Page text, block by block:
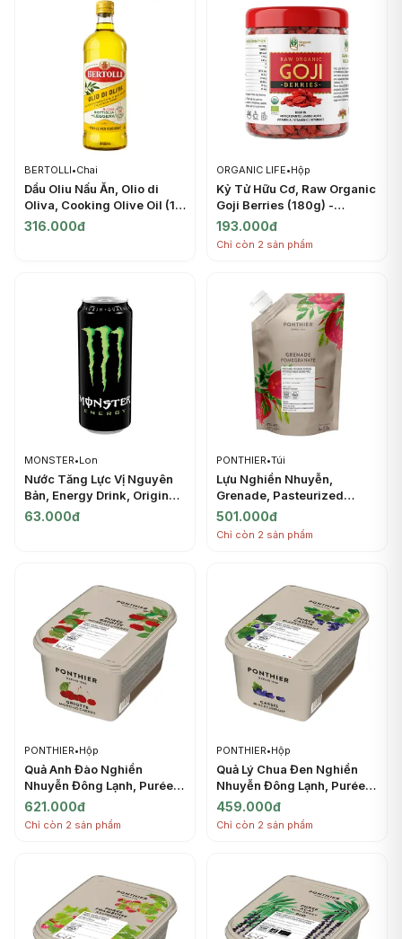
BERTOLLI•Chai
Dầu Oliu Nấu Ăn, Olio di
Oliva, Cooking Olive Oil (1L)
- BERTOLLI
316.000đ
ORGANIC LIFE•Hộp
Kỷ Tử Hữu Cơ, Raw Organic
Goji Berries (180g) -
ORGANIC LIFE
193.000đ
Chỉ còn 2 sản phẩm
MONSTER•Lon
Nước Tăng Lực Vị Nguyên
Bản, Energy Drink, Original
(500ml) - MONSTER
63.000đ
PONTHIER•Túi
Lựu Nghiền Nhuyễn,
Grenade, Pasteurized
Chilled Sugared Puree
Pomegranate (1kg) -
501.000đ
Chỉ còn 2 sản phẩm
PONTHIER•Hộp
Quả Anh Đào Nghiền
Nhuyễn Đông Lạnh, Purée
Griotte, Frozen Sugared
Morello Cherry, 2.2 lbs
(1kg) - PONTHIER
621.000đ
Chỉ còn 2 sản phẩm
PONTHIER•Hộp
Quả Lý Chua Đen Nghiền
Nhuyễn Đông Lạnh, Purée
Cassis, Frozen Sugared
Blackcurrant, 2.2 lbs (1kg) -
459.000đ
Chỉ còn 2 sản phẩm